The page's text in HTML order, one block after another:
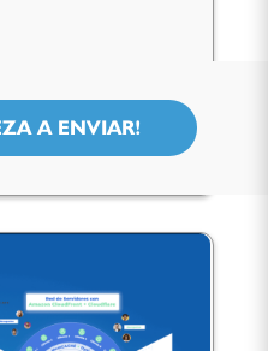
A ENVIAR!